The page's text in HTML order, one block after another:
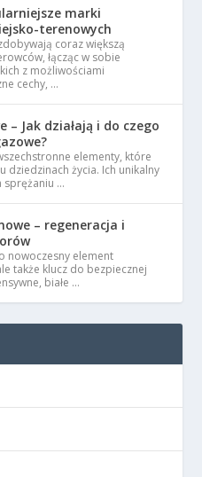
marki
terenowych
coraz większą
łącząc w sobie
z możliwościami
cechy, …
– Jak działają i do czego
elementy, które
dziedzinach życia. Ich unikalny
sprężaniu …
– regeneracja i
nowoczesny element
także klucz do bezpiecznej
białe …